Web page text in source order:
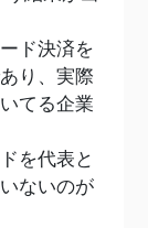
ド決済を
り、実際
てる企業
を代表と
ないのが